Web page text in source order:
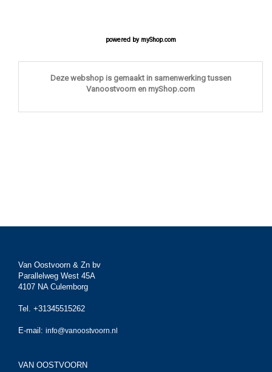
powered by myShop.com
Deze webshop is gemaakt in samenwerking tussen
Vanoostvoorn en myShop.com
Van Oostvoorn & Zn bv
Parallelweg West 45A
4107 NA Culemborg
Tel. +31345515262
E-mail: info@vanoostvoorn.nl
VAN OOSTVOORN